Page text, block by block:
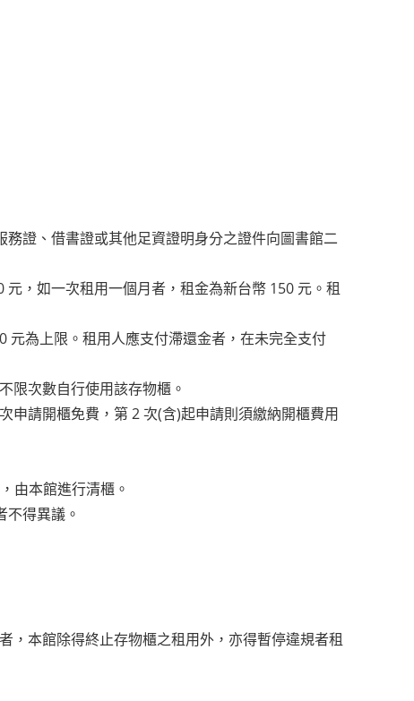
證、借書證或其他足資證明身分之證件向圖書館二
，如一次租用一個月者，租金為新台幣 150 元。租
元為上限。租用人應支付滯還金者，在未完全支付
限次數自行使用該存物櫃。
申請開櫃免費，第 2 次(含)起申請則須繳納開櫃費用
由本館進行清櫃。
得異議。
，本館除得終止存物櫃之租用外，亦得暫停違規者租